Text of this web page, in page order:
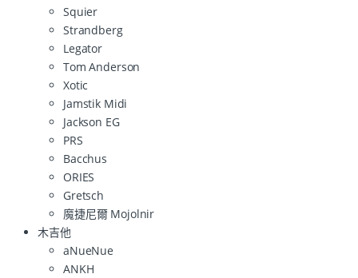
Squier
Strandberg
Legator
Tom Anderson
Xotic
Jamstik Midi
Jackson EG
PRS
Bacchus
ORIES
Gretsch
魔捷尼爾 Mojolnir
木吉他
aNueNue
ANKH